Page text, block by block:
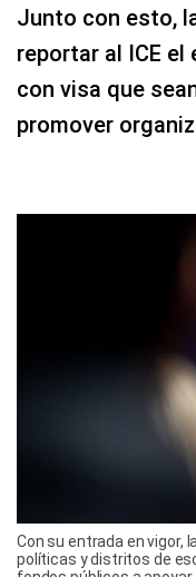
Junto con esto,
reportar al ICE
con visa que
promover
Con su entrada en vigor,
políticas y distritos de